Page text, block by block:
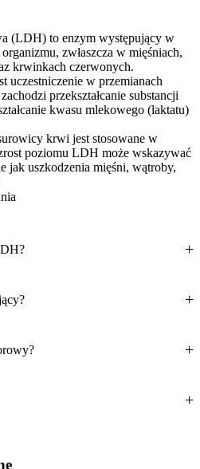
(LDH) to enzym występujący w
zwłaszcza w mięśniach,
krwinkach czerwonych.
uczestniczenie w przemianach
przekształcanie substancji
kwasu mlekowego (laktatu)
krwi jest stosowane w
poziomu LDH może wskazywać
jak uszkodzenia mięśni, wątroby,